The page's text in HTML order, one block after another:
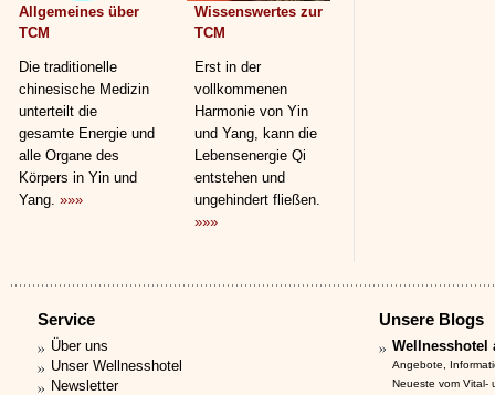
Allgemeines über
TCM
Die traditionelle
chinesische Medizin
unterteilt die
gesamte Energie und
alle Organe des
Körpers in Yin und
Yang. »»»
Wissenswertes zur
TCM
Erst in der
vollkommenen
Harmonie von Yin
und Yang, kann die
Lebensenergie Qi
entstehen und
ungehindert fließen.
»»»
Service
Über uns
Unser Wellnesshotel
Newsletter
Unsere Blogs
Wellnesshotel
Angebote,
Neueste vom Vital-